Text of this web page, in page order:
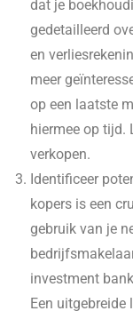
dat je
gedetailleerd
en
meer
op een laatste
hiermee op tijd.
verkopen.
Identificeer
kopers is een
gebruik van je
investment
Een